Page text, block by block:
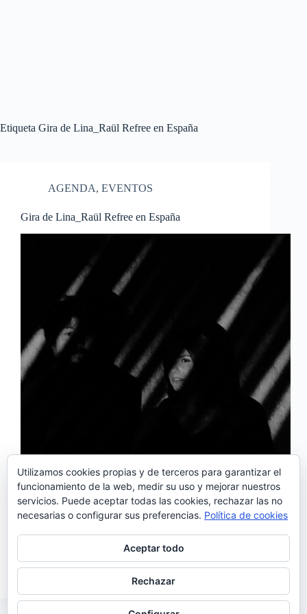
Etiqueta Gira de Lina_Raül Refree en España
AGENDA, EVENTOS
Gira de Lina_Raül Refree en España
Este mes se retoma la gira de Lina_Raül Refree en
España. Su maravilloso proyecto conjunto que
fusiona fado y electrónica de una manera elegante y
exquisita, tuvo que cancelar muy a su pesar los
conciertos que tenían programados debido a…
Noemí Sánchez
13/07/2020
Utilizamos cookies propias y de terceros para garantizar el
funcionamiento de la web, medir su uso y mejorar nuestros
servicios. Puede aceptar todas las cookies, rechazar las no
necesarias o configurar sus preferencias. Política de cookies
Aceptar todo
Rechazar